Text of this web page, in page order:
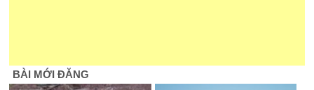
BÀI MỚI ĐĂNG